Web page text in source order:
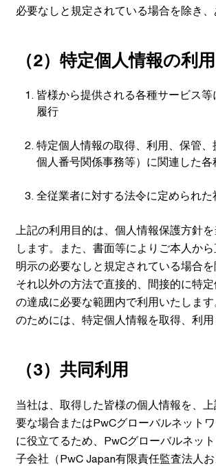
必要なしと規定されている場合を除き
（2）特定個人情報の利
皆様から提供される各種サービス
履行
特定個人情報の取得、利用、保管
個人番号関係事務等）に関連した
全従業者に対する法令に定められ
上記の利用目的は、個人情報保護方針
します。また、書面等によりご本人か
明示の必要なしと規定されている場合
それ以外の方法で直接的、間接的に特
の達成に必要な範囲内で利用いたしま
のためには、特定個人情報を取得、利
（3）共同利用
当社は、取得した皆様の個人情報を、
要な場合またはPwCグローバルネット
に役立てるため、PwCグローバルネッ
子会社（PwC Japan有限責任監査法人